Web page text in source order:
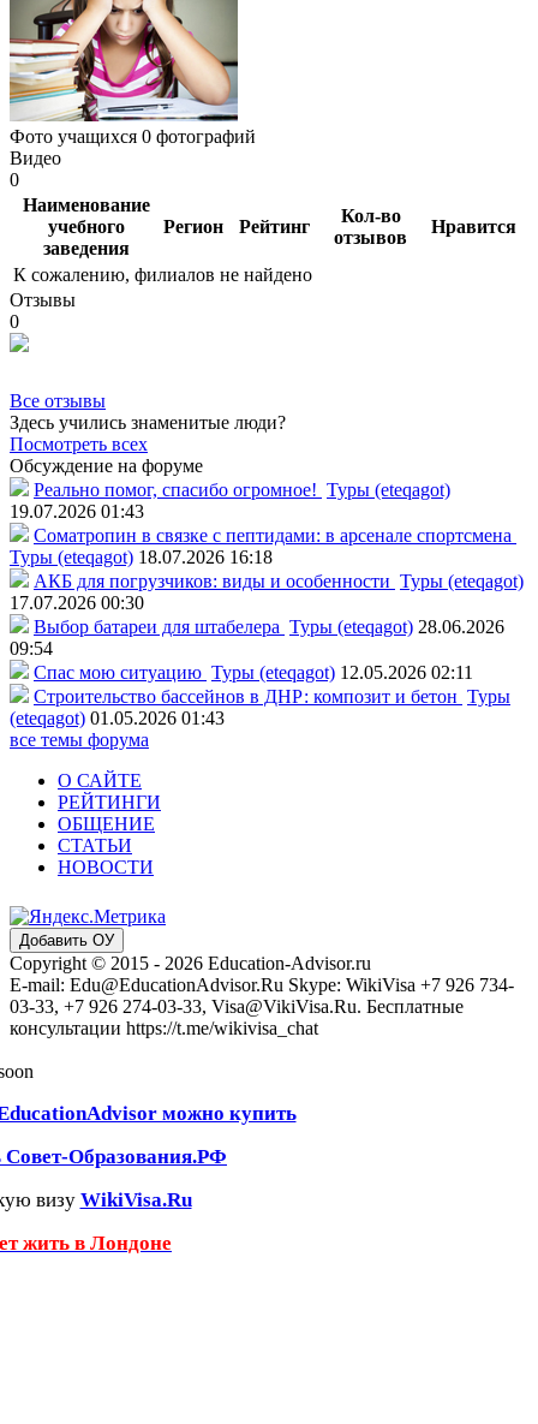
Фото учащихся 0 фотографий
Видео
0
Наименование
учебного
заведения
Регион Рейтинг
Кол-во
отзывов
Нравится
К сожалению, филиалов не найдено
Отзывы
0
Все отзывы
Здесь учились знаменитые люди?
Посмотреть всех
Обсуждение на форуме
Реально помог, спасибо огромное! Туры (eteqagot)
19.07.2026 01:43
Соматропин в связке с пептидами: в арсенале спортсмена
Туры (eteqagot) 18.07.2026 16:18
АКБ для погрузчиков: виды и особенности Туры (eteqagot)
17.07.2026 00:30
Выбор батареи для штабелера Туры (eteqagot) 28.06.2026
09:54
Спас мою ситуацию Туры (eteqagot) 12.05.2026 02:11
Строительство бассейнов в ДНР: композит и бетон Туры
(eteqagot) 01.05.2026 01:43
все темы форума
О САЙТЕ
РЕЙТИНГИ
ОБЩЕНИЕ
СТАТЬИ
НОВОСТИ
Добавить ОУ
Copyright © 2015 - 2026 Education-Advisor.ru
E-mail: Edu@EducationAdvisor.Ru Skype: WikiVisa +7 926 734-
03-33, +7 926 274-03-33, Visa@VikiVisa.Ru. Бесплатные
консультации https://t.me/wikivisa_chat
можно купить
Совет-Образования.РФ
визу WikiVisa.Ru
жить в Лондоне